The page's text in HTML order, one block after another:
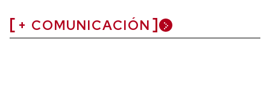
+ COMUNICACIÓN